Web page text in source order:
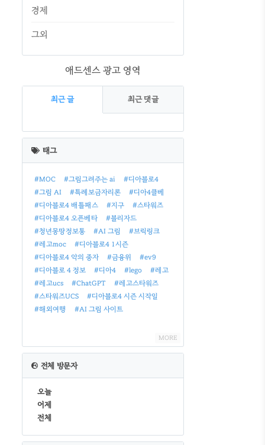
경제
그외
애드센스 광고 영역
최근 글 최근 댓글
최
근
글
태그
#MOC #그림그려주는 ai
#디아블로4
#그림 AI
#특례보금자리론
#디아4클베
#디아블로4 배틀패스
#지구
#스타워즈
#디아블로4 오픈베타
#블리자드
#청년몽땅정보통
#AI 그림
#브릭링크
#레고moc
#디아블로4 1시즌
#디아블로4 악의 종자
#금융위
#ev9
#디아블로 4 정보
#디아4 #lego
#레고
#레고ucs
#ChatGPT
#레고스타워즈
#스타워즈UCS
#디아블로4 시즌 시작일
#해외여행
#AI 그림 사이트
MORE
전체 방문자
오늘
어제
전체